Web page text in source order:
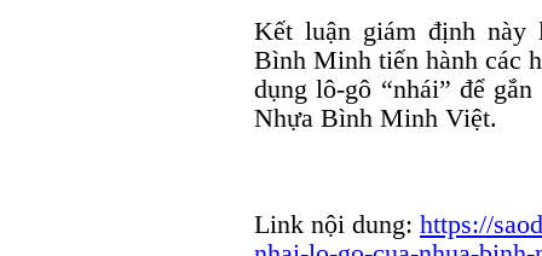
Kết luận giám định này
Bình Minh tiến hành các
dụng lô-gô “nhái” để
Nhựa Bình Minh Việt.
Link nội dung: https://